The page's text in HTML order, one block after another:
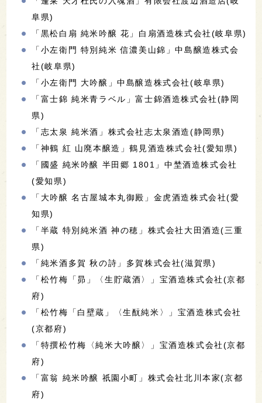
阜県)
「黒松白扇 純米吟醸 花」白扇酒造株式会社(岐阜県)
「小左衛門 特別純米 信濃美山錦」中島醸造株式会
社(岐阜県)
「小左衛門 大吟醸」中島醸造株式会社(岐阜県)
「富士錦 純米青ラベル」富士錦酒造株式会社(静岡
県)
「志太泉 純米酒」株式会社志太泉酒造(静岡県)
「神鶴 紅 山廃本醸造」鶴見酒造株式会社(愛知県)
「國盛 純米吟醸 半田郷 1801」中埜酒造株式会社
(愛知県)
「大吟醸 名古屋城本丸御殿」金虎酒造株式会社(愛
知県)
「半蔵 特別純米酒 神の穂」株式会社大田酒造(三重
県)
「純米酒多賀 秋の詩」多賀株式会社(滋賀県)
「松竹梅「昴」〈生貯蔵酒〉」宝酒造株式会社(京都
府)
「松竹梅「白壁蔵」〈生酛純米〉」宝酒造株式会社
(京都府)
「特撰松竹梅〈純米大吟醸〉」宝酒造株式会社(京都
府)
「富翁 純米吟醸 祇園小町」株式会社北川本家(京都
府)